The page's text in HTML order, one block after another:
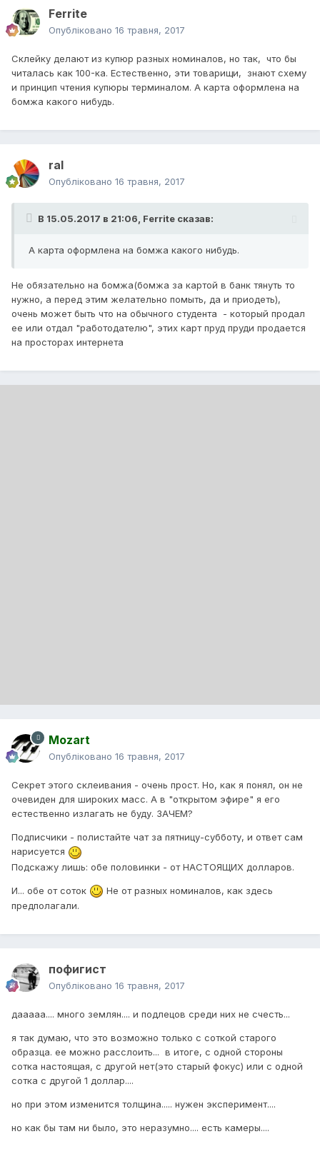
Ferrite
Опубліковано 16 травня, 2017
Склейку делают из купюр разных номиналов, но так, что бы
читалась как 100-ка. Естественно, эти товарищи, знают схему
и принцип чтения купюры терминалом. А карта оформлена на
бомжа какого нибудь.
ral
Опубліковано 16 травня, 2017
В 15.05.2017 в 21:06, Ferrite сказав:
А карта оформлена на бомжа какого нибудь.
Не обязательно на бомжа(бомжа за картой в банк тянуть то
нужно, а перед этим желательно помыть, да и приодеть),
очень может быть что на обычного студента - который продал
ее или отдал "работодателю", этих карт пруд пруди продается
на просторах интернета
Mozart
Опубліковано 16 травня, 2017
Секрет этого склеивания - очень прост. Но, как я понял, он не
очевиден для широких масс. А в "открытом эфире" я его
естественно излагать не буду. ЗАЧЕМ?
Подписчики - полистайте чат за пятницу-субботу, и ответ сам
нарисуется
Подскажу лишь: обе половинки - от НАСТОЯЩИХ долларов.
И... обе от соток
Не от разных номиналов, как здесь
предполагали.
пофигист
Опубліковано 16 травня, 2017
дааааа.... много землян.... и подлецов среди них не счесть...
я так думаю, что это возможно только с соткой старого
образца. ее можно расслоить... в итоге, с одной стороны
сотка настоящая, с другой нет(это старый фокус) или с одной
сотка с другой 1 доллар....
но при этом изменится толщина..... нужен эксперимент....
но как бы там ни было, это неразумно.... есть камеры....